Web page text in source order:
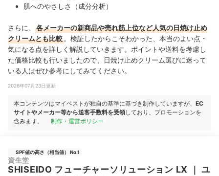
肌へのやさしさ（成分分析）
さらに、
各メーカーの新商品や売れ筋上位など人気の日焼け止め
クリームとも比較 。検証したからこそわかった、本当のよい点・
気になる点を詳しく解説していきます。ポイントや送料を考慮し
た価格比較も行いましたので、日焼け止めクリーム選びに迷って
いる人はぜひ参考にしてみてください。
2026年07月23日更新
本コンテンツはマイベストが独自の基準に基づき制作していますが、 EC
サイトやメーカー等から送客手数料を受領しており、プロモーションを
含みます。
制作・運営ポリシー
SPF値の高さ（相当値） No.1
資生堂
SHISEIDO フューチャーソリューション LX ｜ユ